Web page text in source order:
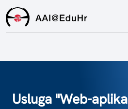
Za krajnje
Usluga "Web-